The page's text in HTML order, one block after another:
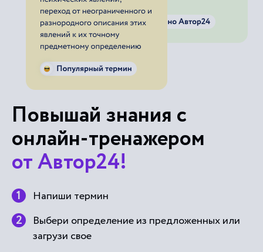
Повышай знания с
онлайн-тренажером
от Автор24!
Напиши термин
Выбери определение из предложенных или
загрузи свое